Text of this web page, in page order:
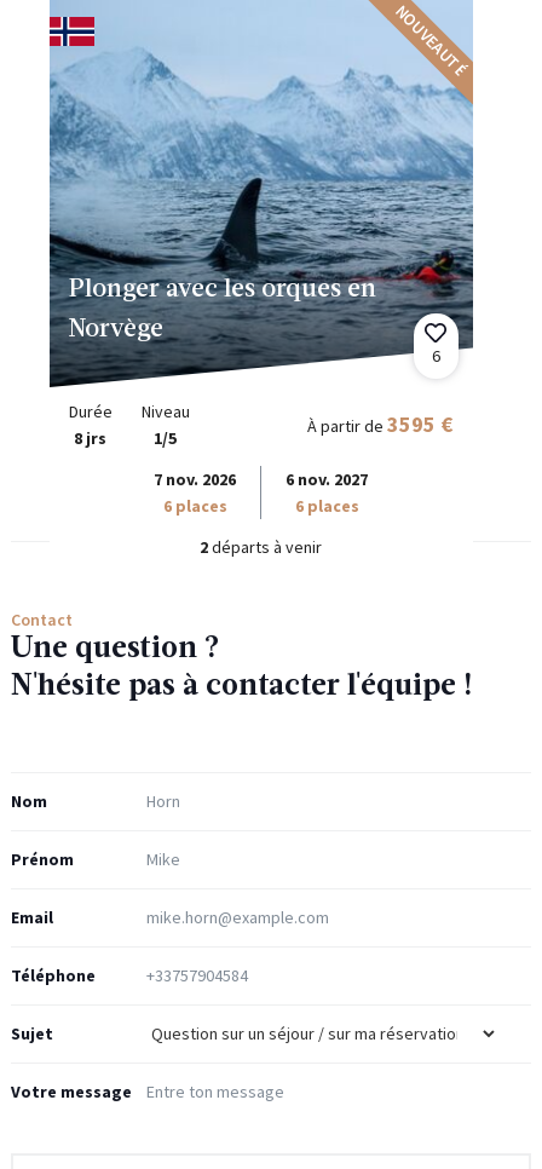
NOUVEAUTÉ
Plonger avec les orques en
Norvège
6
Durée
8 jrs
Niveau
1/5
À partir de 3595 €
7 nov. 2026
6 places
6 nov. 2027
6 places
2départs à venir
Contact
Une question ?
N'hésite pas à contacter l'équipe !
Nom
Prénom
Email
Téléphone
Sujet
Votre message